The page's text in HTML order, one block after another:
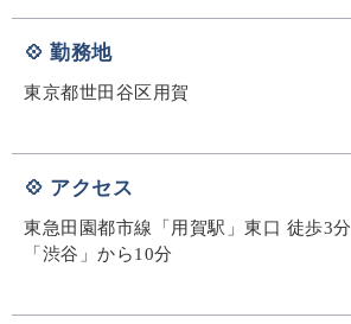
💠 勤務地
東京都世田谷区用賀
💠 アクセス
東急田園都市線「用賀駅」東口 徒歩3分
「渋谷」から10分